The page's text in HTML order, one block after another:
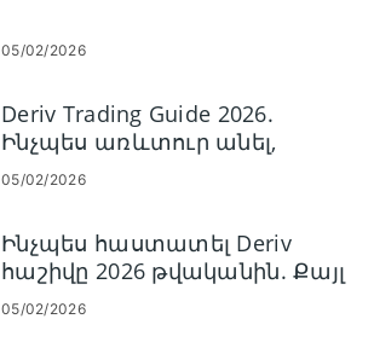
05/02/2026
Deriv Trading Guide 2026.
Ինչպես առևտուր անել,
հարթակներ,
ռազմավարություններ և
05/02/2026
Ինչպես հաստատել Deriv
հաշիվը 2026 թվականին. Քայլ
առ քայլ KYC ուղեցույց,
փաստաթղթեր և
05/02/2026